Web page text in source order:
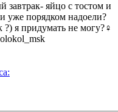
яйцо с тостом и
уже порядком надоели?
?) я придумать не могу?‍♀️